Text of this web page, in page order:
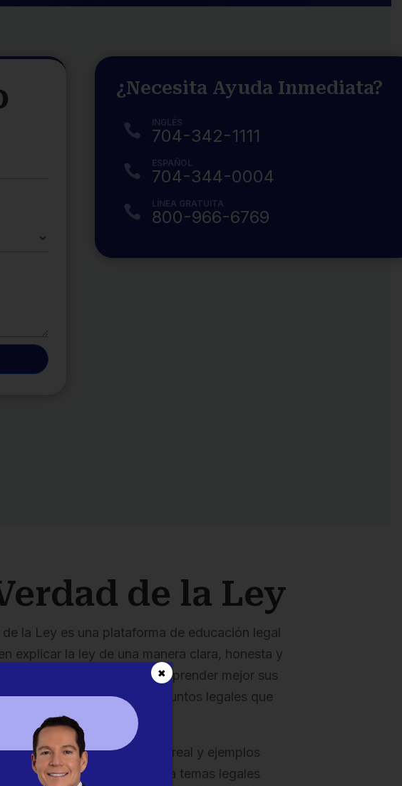
¿Necesita Ayuda Inmediata?
 INGLÉS
704-342-1111
 ESPAÑOL
704-344-0004
 LÍNEA GRATUITA
800-966-6769
de la Ley
de la Ley es una plataforma de educación legal
explicar la ley de una manera clara, honesta y
Ayuda a la comunidad a comprender mejor sus
procesos legales y los asuntos legales que
cotidiana.
conversaciones del mundo real y ejemplos
La Verdad de la Ley desglosa temas legales
✖